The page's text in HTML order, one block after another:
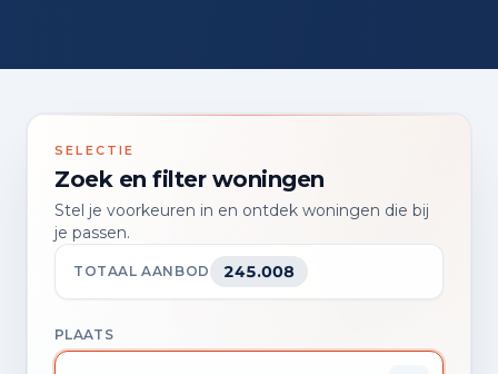
SELECTIE
Zoek en filter woningen
Stel je voorkeuren in en ontdek woningen die bij
je passen.
TOTAAL AANBOD 245.008
PLAATS